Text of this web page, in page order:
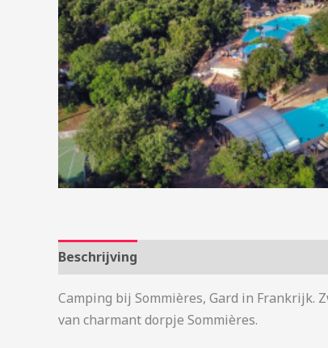
Beschrijving
Camping bij Sommières, Gard in Frankrijk.
van charmant dorpje Sommières.